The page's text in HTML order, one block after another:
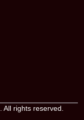
. All rights reserved.